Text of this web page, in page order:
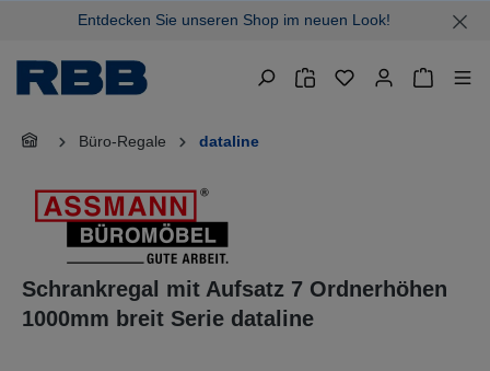
springenEntdecken Sie unseren Shop im neuen Look!
Büro-Regale dataline
Schrankregal mit Aufsatz 7 Ordnerhöhen
1000mm breit Serie dataline